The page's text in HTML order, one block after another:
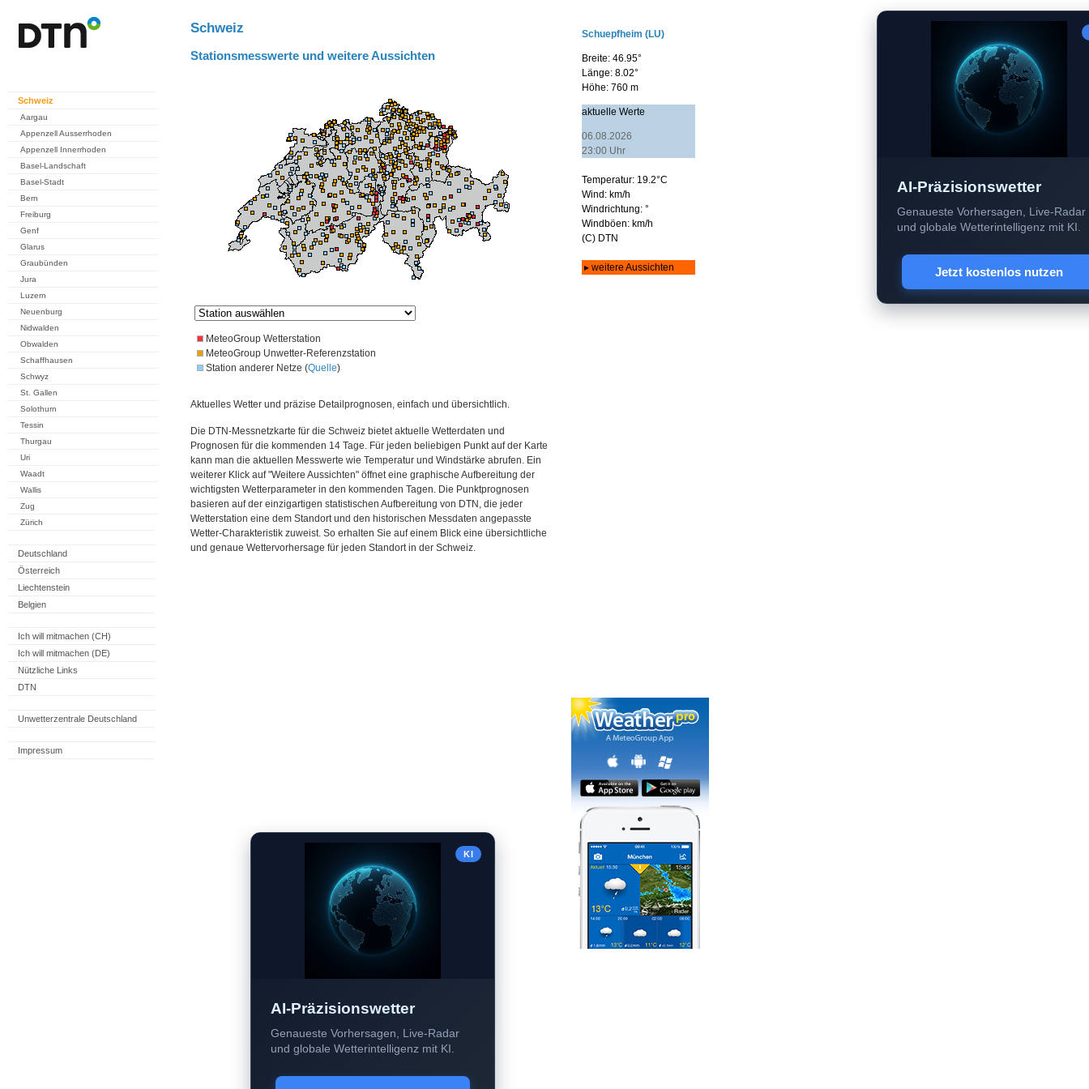
Schweiz
Aargau
Appenzell Ausserrhoden
Appenzell Innerrhoden
Basel-Landschaft
Basel-Stadt
Bern
Freiburg
Genf
Glarus
Graubünden
Jura
Luzern
Neuenburg
Nidwalden
Obwalden
Schaffhausen
Schwyz
St. Gallen
Solothurn
Tessin
Thurgau
Uri
Waadt
Wallis
Zug
Zürich
Deutschland
Österreich
Liechtenstein
Belgien
Ich will mitmachen (CH)
Ich will mitmachen (DE)
Nützliche Links
DTN
Unwetterzentrale Deutschland
Impressum
Schweiz
Stationsmesswerte und weitere Aussichten
MeteoGroup Wetterstation
MeteoGroup Unwetter-Referenzstation
Station anderer Netze (Quelle)
Aktuelles Wetter und präzise Detailprognosen, einfach und übersichtlich.
Die DTN-Messnetzkarte für die Schweiz bietet aktuelle Wetterdaten und
Prognosen für die kommenden 14 Tage. Für jeden beliebigen Punkt auf der Karte
kann man die aktuellen Messwerte wie Temperatur und Windstärke abrufen. Ein
weiterer Klick auf "Weitere Aussichten" öffnet eine graphische Aufbereitung der
wichtigsten Wetterparameter in den kommenden Tagen. Die Punktprognosen
basieren auf der einzigartigen statistischen Aufbereitung von DTN, die jeder
Wetterstation eine dem Standort und den historischen Messdaten angepasste
Wetter-Charakteristik zuweist. So erhalten Sie auf einem Blick eine übersichtliche
und genaue Wettervorhersage für jeden Standort in der Schweiz.
KI
AI-Präzisionswetter
Genaueste Vorhersagen, Live-Radar
und globale Wetterintelligenz mit KI.
AI-Präzisionswetter
Genaueste Vorhersagen, Live-Radar
und globale Wetterintelligenz mit KI.
Jetzt kostenlos nutzen